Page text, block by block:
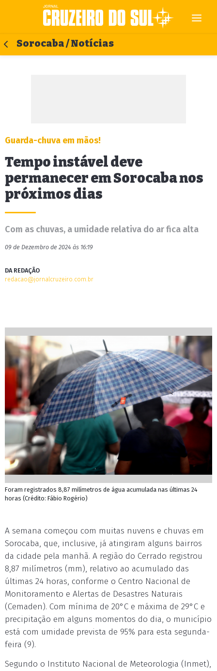
Sorocaba / Notícias
Guarda-chuva em mãos!
Tempo instável deve
permanecer em Sorocaba nos
próximos dias
Com as chuvas, a umidade relativa do ar fica alta
09 de Dezembro de 2024 às 16:19
DA REDAÇÃO
redacao@jornalcruzeiro.com.br
Foram registrados 8,87 milímetros de água acumulada nas últimas 24
horas (Crédito: Fábio Rogério)
A semana começou com muitas nuvens e chuvas em
Sorocaba, que, inclusive, já atingiram alguns bairros
da cidade pela manhã. A região do Cerrado registrou
8,87 milímetros (mm), relativo ao acumulado das
últimas 24 horas, conforme o Centro Nacional de
Monitoramento e Alertas de Desastres Naturais
(Cemaden). Com mínima de 20°C e máxima de 29°C e
precipitação em alguns momentos do dia, o município
está com umidade prevista de 95% para esta segunda-
feira (9).
Segundo o Instituto Nacional de Meteorologia (Inmet),